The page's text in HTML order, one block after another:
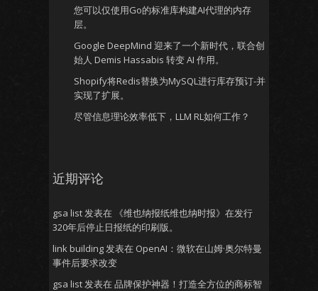
您可以仅使用Go的标准库构建AI代理的内存
层。
Google DeepMind 迎来了一个新时代，联合创
始人 Demis Hassabis 转变 AI 作用。
Shopify将Redis替换为MySQL进行库存预订-并
实现了扩展。
尽管信息理论效率低下，LLM RL如何工作？
近期评论
gsa list发表在
《维也纳报纸维也纳时报》在发行
320年后停止日报纸的印刷版。
link building发表在 OpenAI：微软在山姆·奥尔特曼
事件后要求改变
gsa list发表在 品牌保护神器！打造全方位的商标智